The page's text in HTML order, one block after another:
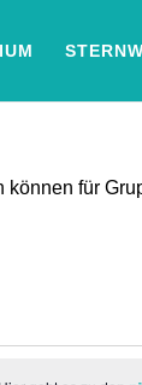
für